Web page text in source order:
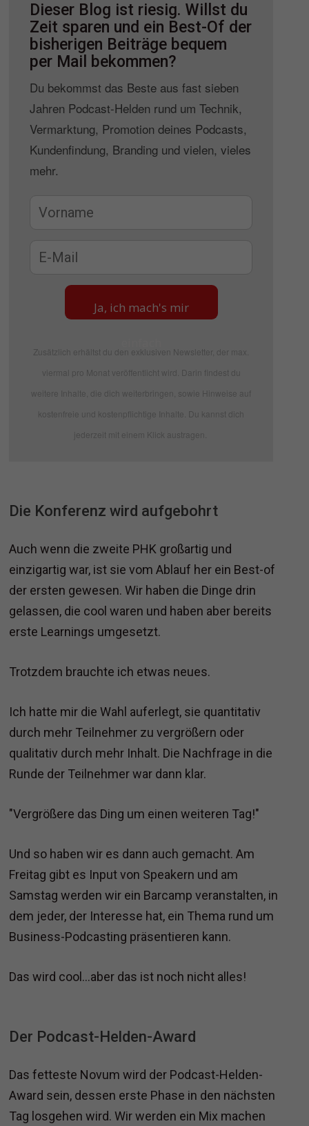
Dieser Blog ist riesig. Willst du
Zeit sparen und ein Best-Of der
bisherigen Beiträge bequem
per Mail bekommen?
Du bekommst das Beste aus fast sieben
Jahren Podcast-Helden rund um Technik,
Vermarktung, Promotion deines Podcasts,
Kundenfindung, Branding und vielen, vieles
mehr.
Ja, ich mach's mir
Zusätzlich erhältst du den exklusiven Newsletter, der max.
viermal pro Monat veröffentlicht wird. Darin findest du
weitere Inhalte, die dich weiterbringen, sowie Hinweise auf
kostenfreie und kostenpflichtige Inhalte. Du kannst dich
jederzeit mit einem Klick austragen.
Die Konferenz wird aufgebohrt
Auch wenn die zweite PHK großartig und
einzigartig war, ist sie vom Ablauf her ein Best-of
der ersten gewesen. Wir haben die Dinge drin
gelassen, die cool waren und haben aber bereits
erste Learnings umgesetzt.
Trotzdem brauchte ich etwas neues.
Ich hatte mir die Wahl auferlegt, sie quantitativ
durch mehr Teilnehmer zu vergrößern oder
qualitativ durch mehr Inhalt. Die Nachfrage in die
Runde der Teilnehmer war dann klar.
"Vergrößere das Ding um einen weiteren Tag!"
Und so haben wir es dann auch gemacht. Am
Freitag gibt es Input von Speakern und am
Samstag werden wir ein Barcamp veranstalten, in
dem jeder, der Interesse hat, ein Thema rund um
Business-Podcasting präsentieren kann.
Das wird cool...aber das ist noch nicht alles!
Der Podcast-Helden-Award
Das fetteste Novum wird der Podcast-Helden-
Award sein, dessen erste Phase in den nächsten
Tag losgehen wird. Wir werden ein Mix machen